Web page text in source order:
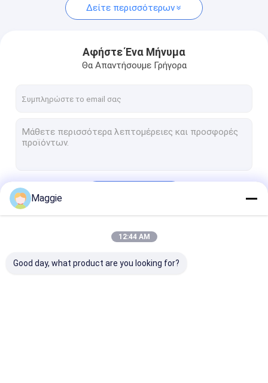
Ζητήστε μια προσφορά
Εγκατάσταση ανακύκλωσης διαλογής απορριμμάτων
Μηχανή μεταλλείας
Μηχανή κλιβάνου
Μηχανή συσκευασίας
Δείτε περισσότερων
Αφήστε Ένα Μήνυμα
Θα Απαντήσουμε Γρήγορα
Maggie
12:44 AM
Good day, what product are you looking for?